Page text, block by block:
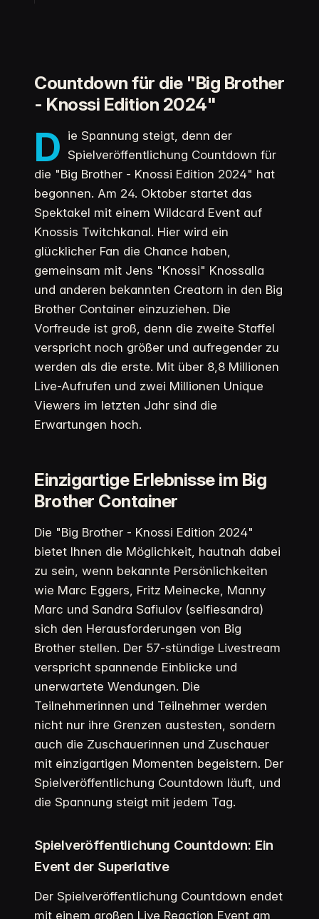
Countdown für die "Big Brother
- Knossi Edition 2024"
D ie Spannung steigt, denn der
Spielveröffentlichung Countdown für
die "Big Brother - Knossi Edition 2024" hat
begonnen. Am 24. Oktober startet das
Spektakel mit einem Wildcard Event auf
Knossis Twitchkanal. Hier wird ein
glücklicher Fan die Chance haben,
gemeinsam mit Jens "Knossi" Knossalla
und anderen bekannten Creatorn in den Big
Brother Container einzuziehen. Die
Vorfreude ist groß, denn die zweite Staffel
verspricht noch größer und aufregender zu
werden als die erste. Mit über 8,8 Millionen
Live-Aufrufen und zwei Millionen Unique
Viewers im letzten Jahr sind die
Erwartungen hoch.
Einzigartige Erlebnisse im Big
Brother Container
Die "Big Brother - Knossi Edition 2024"
bietet Ihnen die Möglichkeit, hautnah dabei
zu sein, wenn bekannte Persönlichkeiten
wie Marc Eggers, Fritz Meinecke, Manny
Marc und Sandra Safiulov (selfiesandra)
sich den Herausforderungen von Big
Brother stellen. Der 57-stündige Livestream
verspricht spannende Einblicke und
unerwartete Wendungen. Die
Teilnehmerinnen und Teilnehmer werden
nicht nur ihre Grenzen austesten, sondern
auch die Zuschauerinnen und Zuschauer
mit einzigartigen Momenten begeistern. Der
Spielveröffentlichung Countdown läuft, und
die Spannung steigt mit jedem Tag.
Spielveröffentlichung Countdown: Ein
Event der Superlative
Der Spielveröffentlichung Countdown endet
mit einem großen Live Reaction Event am